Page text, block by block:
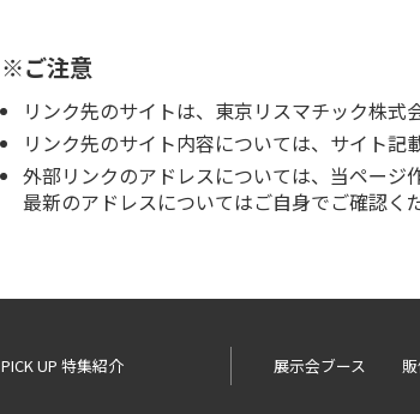
※ご注意
リンク先のサイトは、東京リスマチック株式
リンク先のサイト内容については、サイト記
外部リンクのアドレスについては、当ページ
最新のアドレスについてはご自身でご確認く
PICK UP 特集紹介 展示会ブース